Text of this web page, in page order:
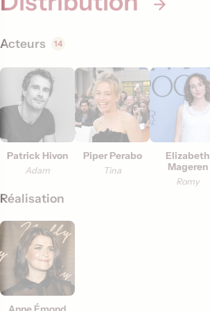
i
o
Acteurs 14
Patrick Hivon
Adam
Piper Perabo
Tina
Elizabeth
Mageren
Romy
Réalisation